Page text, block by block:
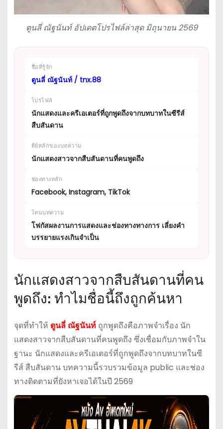
ตูนลี่ ณัฐนันท์ อัปเดตโปรไฟล์ล่าสุด มิถุนายน 2569
ชื่อที่รู้จัก
ตูนลี่ ณัฐนันท์ / tnx.88
โปรไฟล์
นักแสดงและครีเอเตอร์ที่ถูกพูดถึงจากบทบาทในซีรีส์
สืบสันดาน
คีย์หลักของบทความ
นักแสดงสาวจากสืบสันดานที่คนพูดถึง
ช่องทางหลัก
Facebook, Instagram, TikTok
โทนบทความ
โฟกัสผลงานการแสดงและช่องทางทางการ เลี่ยงคำ
บรรยายแรงเกินจำเป็น
นักแสดงสาวจากสืบสันดานที่คน
พูดถึง: ทำไมชื่อนี้ถึงถูกค้นหา
จุดที่ทำให้ ตูนลี่ ณัฐนันท์ถูกพูดถึงคือภาพจำเรื่อง นัก
แสดงสาวจากสืบสันดานที่คนพูดถึง ซึ่งเชื่อมกับภาพจำใน
ฐานะ นักแสดงและครีเอเตอร์ที่ถูกพูดถึงจากบทบาทในซี
รีส์ สืบสันดาน บทความนี้รวบรวมข้อมูล public และช่อง
ทางติดตามที่ยังหาเจอได้ในปี 2569